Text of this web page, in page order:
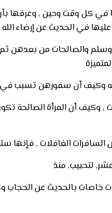
في كل وقت وحين , وعرفها
في الحديث عن إرضاء
وسلم والصالحات من بعدهن ثم
الله وكيف أن سفورهن
, وكيف أن المرأة الصالحة
الغافلات , فإنها
لتحبيب, منذ
خاصات بالحديث عن الحجاب